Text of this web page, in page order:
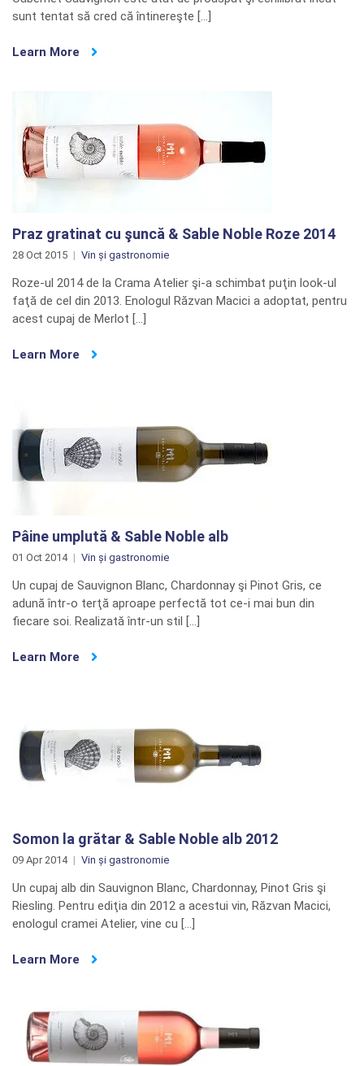
sunt tentat să cred că întinereşte […]
Learn More
Praz gratinat cu şuncă & Sable Noble Roze 2014
28 Oct 2015 Vin și gastronomie
Roze-ul 2014 de la Crama Atelier şi-a schimbat puţin look-ul
faţă de cel din 2013. Enologul Răzvan Macici a adoptat, pentru
acest cupaj de Merlot […]
Learn More
Pâine umplută & Sable Noble alb
01 Oct 2014 Vin și gastronomie
Un cupaj de Sauvignon Blanc, Chardonnay şi Pinot Gris, ce
adună într-o terţă aproape perfectă tot ce-i mai bun din
fiecare soi. Realizată într-un stil […]
Learn More
Somon la grătar & Sable Noble alb 2012
09 Apr 2014 Vin și gastronomie
Un cupaj alb din Sauvignon Blanc, Chardonnay, Pinot Gris şi
Riesling. Pentru ediţia din 2012 a acestui vin, Răzvan Macici,
enologul cramei Atelier, vine cu […]
Learn More